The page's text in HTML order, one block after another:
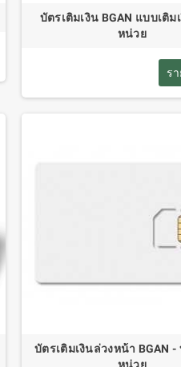
บัตรเติมเงิน BGAN แบบเติม
หน่วย
ร
บัตรเติมเงินล่วงหน้า BGAN -